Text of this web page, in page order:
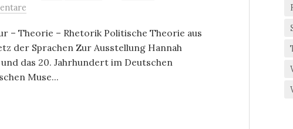
– Theorie – Rhetorik Politische Theorie aus
der Sprachen Zur Ausstellung Hannah
das 20. Jahrhundert im Deutschen
Muse...